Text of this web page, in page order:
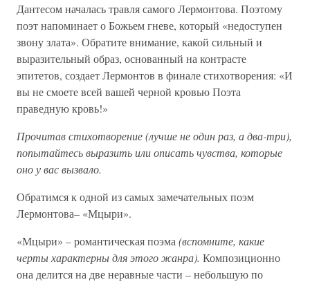
Дантесом началась травля самого Лермонтова. Поэтому
поэт напоминает о Божьем гневе, который «недоступен
звону злата». Обратите внимание, какой сильный и
выразительный образ, основанный на контрасте
эпитетов, создает Лермонтов в финале стихотворения: «И
вы не смоете всей вашей черной кровью Поэта
праведную кровь!»
Прочитав стихотворение (лучше не один раз, а два-три),
попытайтесь выразить или описать чувства, которые
оно у вас вызвало.
Обратимся к одной из самых замечательных поэм
Лермонтова– «Мцыри».
«Мцыри» – романтическая поэма (вспомните, какие
черты характерны для этого жанра). Композиционно
она делится на две неравные части – небольшую по